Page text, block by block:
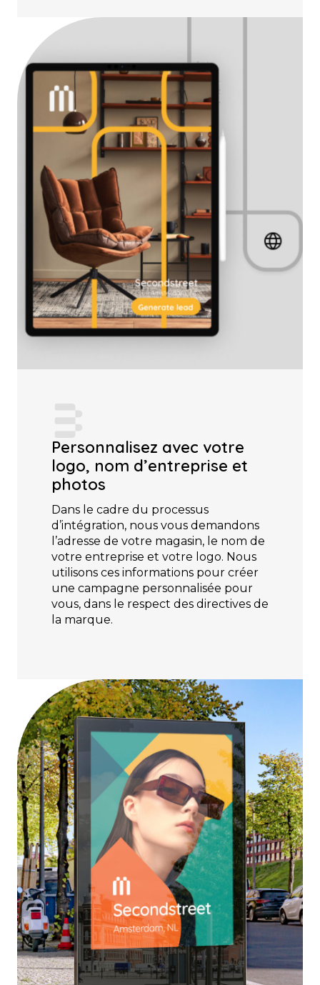
Personnalisez avec votre
logo, nom d’entreprise et
photos
Dans le cadre du processus
d’intégration, nous vous demandons
l’adresse de votre magasin, le nom de
votre entreprise et votre logo. Nous
utilisons ces informations pour créer
une campagne personnalisée pour
vous, dans le respect des directives de
la marque.